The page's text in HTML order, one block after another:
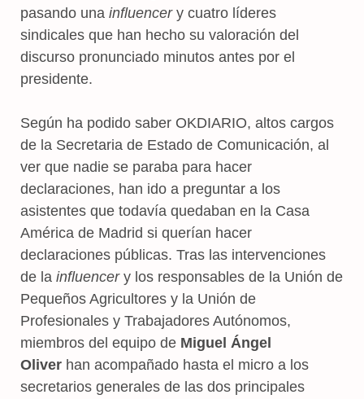
pasando una influencery cuatro líderes
sindicales que han hecho su valoración del
discurso pronunciado minutos antes por el
presidente.
Según ha podido saber OKDIARIO, altos cargos
de la Secretaria de Estado de Comunicación, al
ver que nadie se paraba para hacer
declaraciones, han ido a preguntar a los
asistentes que todavía quedaban en la Casa
América de Madrid si querían hacer
declaraciones públicas. Tras las intervenciones
de la influencery los responsables de la Unión de
Pequeños Agricultores y la Unión de
Profesionales y Trabajadores Autónomos,
miembros del equipo de Miguel Ángel
Oliver han acompañado hasta el micro a los
secretarios generales de las dos principales